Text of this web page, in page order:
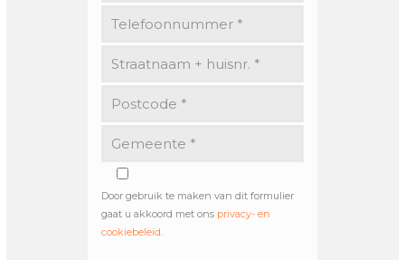
Door gebruik te maken van dit formulier
gaat u akkoord met ons privacy- en
cookiebeleid.